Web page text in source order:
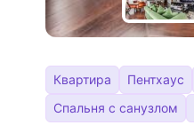
Квартира Пентхаус
Спальня с санузлом